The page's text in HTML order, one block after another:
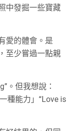
中發掘一些寶藏
愛的體會。是
至少嘗過一點親
。但我想說：
種能力」“Love is